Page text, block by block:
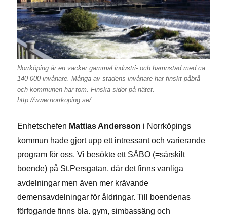
Norrköping är en vacker gammal industri- och hamnstad med ca
140 000 invånare. Många av stadens invånare har finskt påbrå
och kommunen har tom. Finska sidor på nätet.
http://www.norrkoping.se/
Enhetschefen Mattias Andersson i Norrköpings
kommun hade gjort upp ett intressant och varierande
program för oss. Vi besökte ett SÄBO (=särskilt
boende) på St.Persgatan, där det finns vanliga
avdelningar men även mer krävande
demensavdelningar för åldringar. Till boendenas
förfogande finns bla. gym, simbassäng och